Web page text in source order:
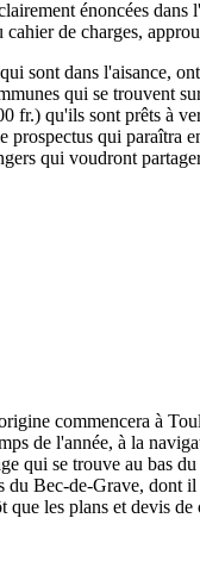
énoncées
de charges,
sont dans l'aisance,
qui se trouvent
qu'ils sont prêts à
prospectus qui
qui voudront
commencera à
de l'année, à la
qui se trouve au bas
Bec-de-Grave, dont
les plans et devis